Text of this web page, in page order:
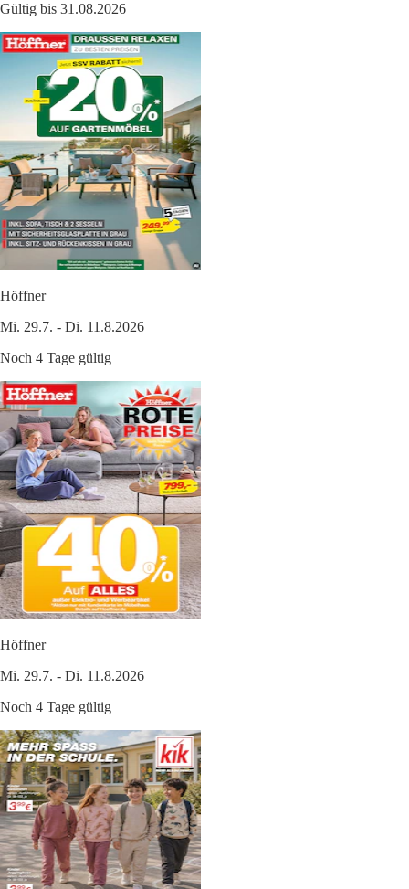
Gültig bis 31.08.2026
Höffner
Mi. 29.7. - Di. 11.8.2026
Noch 4 Tage gültig
Höffner
Mi. 29.7. - Di. 11.8.2026
Noch 4 Tage gültig